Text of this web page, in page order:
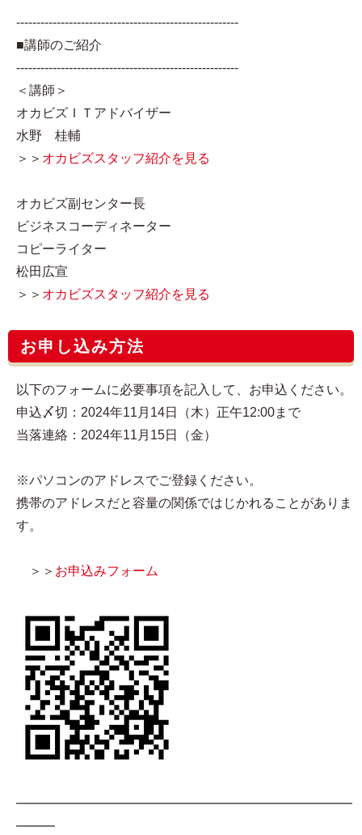
-------------------------------------------------------
■講師のご紹介
-------------------------------------------------------
＜講師＞
オカビズＩＴアドバイザー
水野 桂輔
＞＞ オカビズスタッフ紹介を見る
オカビズ副センター長
ビジネスコーディネーター
コピーライター
松田広宣
＞＞ オカビズスタッフ紹介を見る
お申し込み方法
以下のフォームに必要事項を記入して、お申込ください。
申込〆切：2024年11月14日（木）正午12:00まで
当落連絡：2024年11月15日（金）
※パソコンのアドレスでご登録ください。
携帯のアドレスだと容量の関係ではじかれることがありま
す。
＞＞ お申込みフォーム
━━━━━━━━━━━━━━━━━━━━━━━━━━
━━━